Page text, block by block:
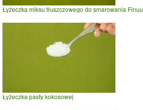
Łyżeczka miksu tłuszczowego do smarowania Finuu
Łyżeczka pasty kokosowej